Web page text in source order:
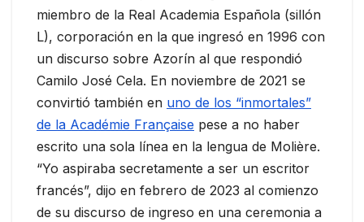
miembro de la Real Academia Española (sillón
L), corporación en la que ingresó en 1996 con
un discurso sobre Azorín al que respondió
Camilo José Cela. En noviembre de 2021 se
convirtió también en uno de los “inmortales”
de la Académie Française pese a no haber
escrito una sola línea en la lengua de Molière.
“Yo aspiraba secretamente a ser un escritor
francés”, dijo en febrero de 2023 al comienzo
de su discurso de ingreso en una ceremonia a